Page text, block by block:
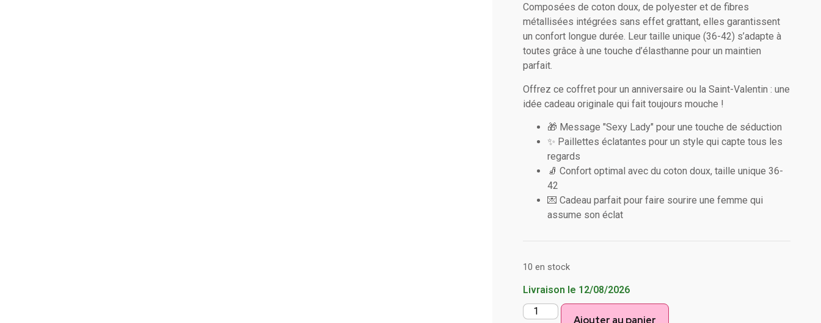
Composées de coton doux, de polyester et de fibres
métallisées intégrées sans effet grattant, elles garantissent
un confort longue durée. Leur taille unique (36-42) s’adapte à
toutes grâce à une touche d’élasthanne pour un maintien
parfait.
Offrez ce coffret pour un anniversaire ou la Saint-Valentin : une
idée cadeau originale qui fait toujours mouche !
🎁 Message "Sexy Lady" pour une touche de séduction
✨ Paillettes éclatantes pour un style qui capte tous les
regards
🧦 Confort optimal avec du coton doux, taille unique 36-
42
💌 Cadeau parfait pour faire sourire une femme qui
assume son éclat
10 en stock
Livraison le 12/08/2026